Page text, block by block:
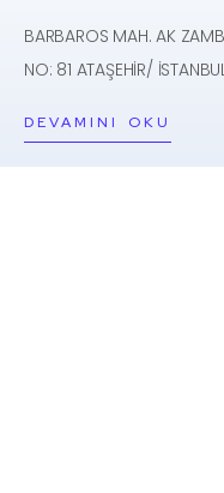
BARBAROS MAH. AK
NO: 81 ATAŞEHİR/
DEVAMINI OKU